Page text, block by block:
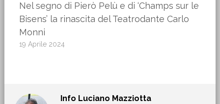
Nel segno di Pierò Pelù e di ‘Champs sur le
Bisens’ la rinascita del Teatrodante Carlo
Monni
19 Aprile 2024
Info Luciano Mazziotta